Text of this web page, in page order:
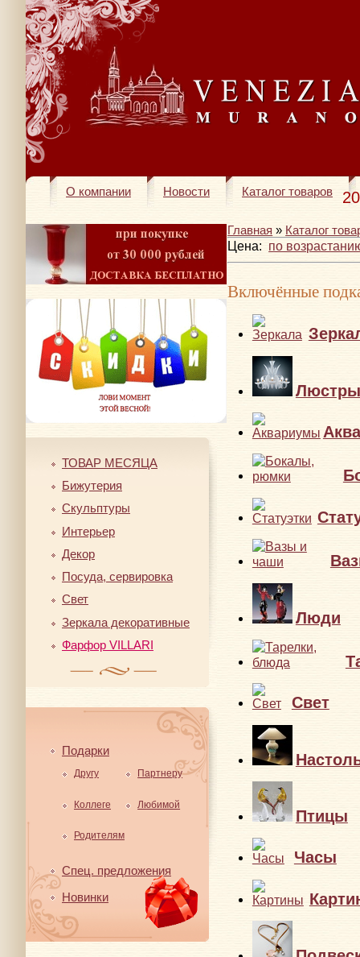
О компании Новости Каталог товаров
ТОВАР МЕСЯЦА
Бижутерия
Скульптуры
Интерьер
Декор
Посуда, сервировка
Свет
Зеркала декоративные
Фарфор VILLARI
Подарки
Другу Партнеру
Коллеге Любимой
Родителям
Спец. предложения
Новинки
Главная » Каталог
Цена: по
Включённые
Люстры
Люди
Свет
Птицы
Часы